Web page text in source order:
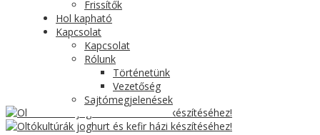
Frissítők
Hol kapható
Kapcsolat
Kapcsolat
Rólunk
Történetünk
Vezetőség
Sajtómegjelenések